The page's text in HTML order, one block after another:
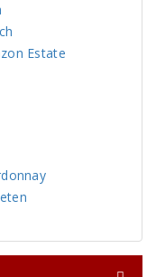
Estate